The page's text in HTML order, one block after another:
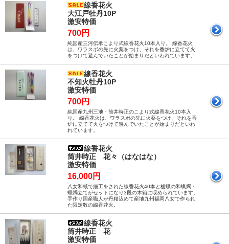
線香花火
大江戸牡丹10P
激安特価
700円
純国産三河伝承こより式線香花火10本入り。 線香花火
は、ワラスボの先に火薬をつけ、それを香炉に立てて火
をつけて遊んでいたことが始まりだといわれています。
線香花火
不知火牡丹10P
激安特価
700円
純国産九州三池・筒井時正のこより式線香花火10本入
り。 線香花火は、ワラスボの先に火薬をつけ、それを香
炉に立てて火をつけて遊んでいたことが始まりだといわ
れています。
線香花火
筒井時正 花々（はなはな）
激安特価
16,000円
八女和紙で細工をされた線香花火40本と櫨蝋の和蝋燭・
蝋燭立てがセットになり3段の木箱に収められています。
手作り国産職人が丹精込めて産地九州福岡八女で作られ
た限定数の線香花火。
線香花火
筒井時正 花
激安特価